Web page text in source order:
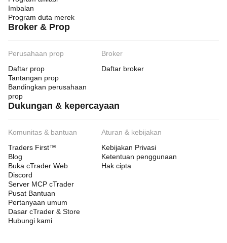
Imbalan
Program duta merek
Broker & Prop
Perusahaan prop
Daftar prop
Tantangan prop
Bandingkan perusahaan
prop
Broker
Daftar broker
Dukungan & kepercayaan
Komunitas & bantuan
Traders First™
Blog
Buka cTrader Web
Discord
Server MCP cTrader
Pusat Bantuan
Pertanyaan umum
Dasar cTrader & Store
Hubungi kami
Aturan & kebijakan
Kebijakan Privasi
Ketentuan penggunaan
Hak cipta